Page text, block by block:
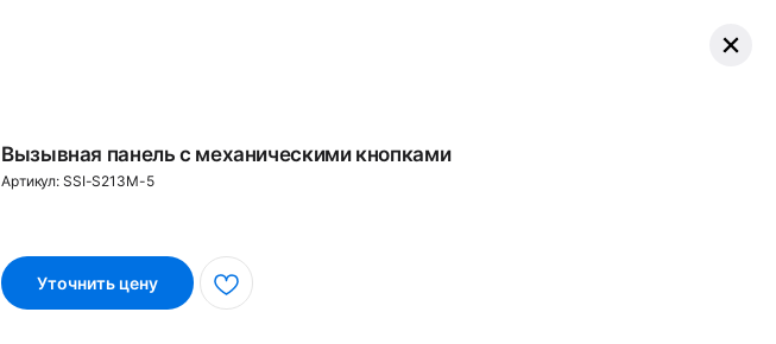
Вызывная панель с механическими кнопками
Артикул: SSI-S213M-5
Уточнить цену